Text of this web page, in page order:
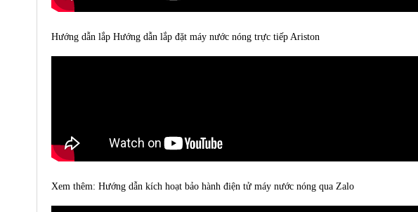
Hướng dẫn lắp Hướng dẫn lắp đặt máy nước nóng trực tiếp Ariston
Xem thêm: Hướng dẫn kích hoạt bảo hành điện tử máy nước nóng qua Zalo